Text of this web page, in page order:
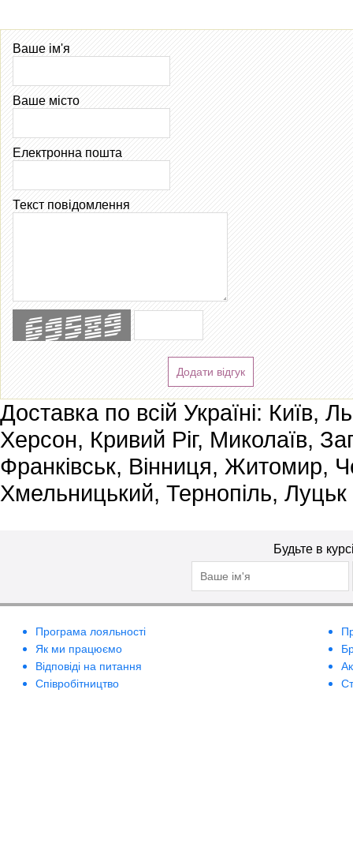
Ваше ім'я
Ваше місто
Електронна пошта
Текст повідомлення
Додати відгук
Доставка по всій Україні: Київ,
Херсон, Кривий Ріг, Миколаїв,
Франківськ, Вінниця, Житомир,
Хмельницький, Тернопіль, Луцьк
Будьте в
Програма лояльності
Як ми працюємо
Відповіді на питання
Співробітництво